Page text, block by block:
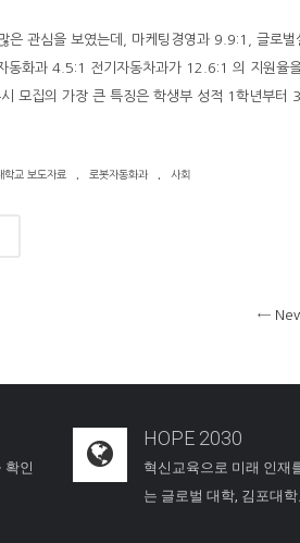
은 관심을 보였는데, 마케팅경영과 9.9:1, 글로벌
동화과 4.5:1 전기자동차과가 12.6:1 의 지원율
모집의 가장 큰 특징은 학생부 성적 1학년부터
학교 보도자료 로봇자동화과 사회
←
확인
HOPE 2030
혁신교육으로 미래 인재
는 글로벌 대학, 김포대학